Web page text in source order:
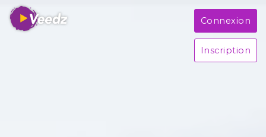
Connexion
Inscription